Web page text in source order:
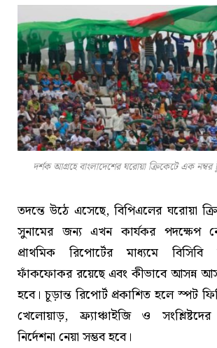
দর্শক আগ্রহে বাংলাদেশের ঘরোয়া ক্রিকেটে এক নম্বর
তদন্তে উঠে এসেছে, বিপিএলের ঘরোয়া
সুনামের জন্য এখন কার্যকর পদক্ষেপ
প্রাথমিক রিপোর্টের মাধ্যমে
ফাঁকফোকর রয়েছে এবং কীভাবে আসন্ন
হবে। চূড়ান্ত রিপোর্ট প্রকাশিত হলে স্পট
খেলোয়াড়, ফ্র্যাঞ্চাইজি ও
নির্দেশনা নেয়া সম্ভব হবে।